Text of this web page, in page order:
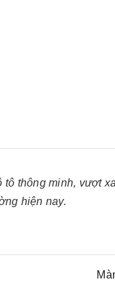
thông minh, vượt
hiện nay.